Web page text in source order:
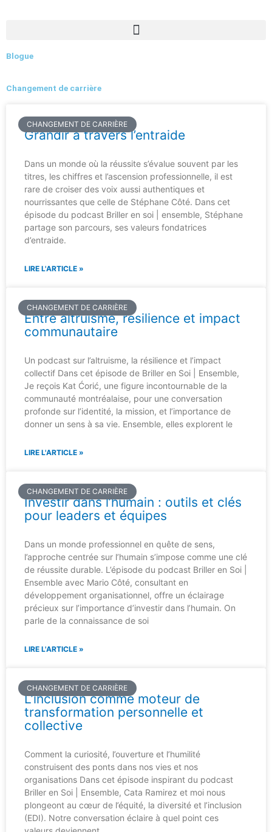
Blogue
Changement de carrière
CHANGEMENT DE CARRIÈRE
Grandir à travers l’entraide
Dans un monde où la réussite s’évalue souvent par les
titres, les chiffres et l’ascension professionnelle, il est
rare de croiser des voix aussi authentiques et
nourrissantes que celle de Stéphane Côté. Dans cet
épisode du podcast Briller en soi | ensemble, Stéphane
partage son parcours, ses valeurs fondatrices
d’entraide.
LIRE L'ARTICLE »
CHANGEMENT DE CARRIÈRE
Entre altruisme, résilience et impact
communautaire
Un podcast sur l’altruisme, la résilience et l’impact
collectif Dans cet épisode de Briller en Soi | Ensemble,
Je reçois Kat Ćorić, une figure incontournable de la
communauté montréalaise, pour une conversation
profonde sur l’identité, la mission, et l’importance de
donner un sens à sa vie. Ensemble, elles explorent le
LIRE L'ARTICLE »
CHANGEMENT DE CARRIÈRE
Investir dans l’humain : outils et clés
pour leaders et équipes
Dans un monde professionnel en quête de sens,
l’approche centrée sur l’humain s’impose comme une clé
de réussite durable. L’épisode du podcast Briller en Soi |
Ensemble avec Mario Côté, consultant en
développement organisationnel, offre un éclairage
précieux sur l’importance d’investir dans l’humain. On
parle de la connaissance de soi
LIRE L'ARTICLE »
CHANGEMENT DE CARRIÈRE
L’inclusion comme moteur de
transformation personnelle et
collective
Comment la curiosité, l’ouverture et l’humilité
construisent des ponts dans nos vies et nos
organisations Dans cet épisode inspirant du podcast
Briller en Soi | Ensemble, Cata Ramirez et moi nous
plongeont au cœur de l’équité, la diversité et l’inclusion
(EDI). Notre conversation éclaire à quel point ces